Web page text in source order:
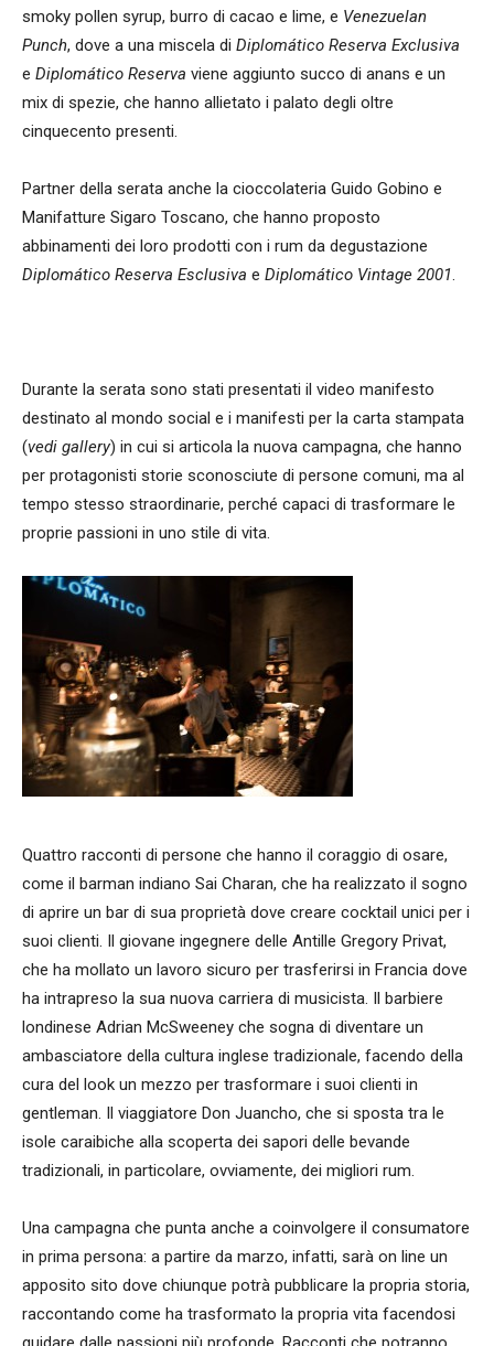
smoky pollen syrup, burro di cacao e lime, e Venezuelan
Punch, dove a una miscela di Diplomático Reserva Exclusiva
e Diplomático Reserva viene aggiunto succo di anans e un
mix di spezie, che hanno allietato i palato degli oltre
cinquecento presenti.
Partner della serata anche la cioccolateria Guido Gobino e
Manifatture Sigaro Toscano, che hanno proposto
abbinamenti dei loro prodotti con i rum da degustazione
Diplomático Reserva Esclusiva e Diplomático Vintage 2001.
Durante la serata sono stati presentati il video manifesto
destinato al mondo social e i manifesti per la carta stampata
(vedi gallery) in cui si articola la nuova campagna, che hanno
per protagonisti storie sconosciute di persone comuni, ma al
tempo stesso straordinarie, perché capaci di trasformare le
proprie passioni in uno stile di vita.
Quattro racconti di persone che hanno il coraggio di osare,
come il barman indiano Sai Charan, che ha realizzato il sogno
di aprire un bar di sua proprietà dove creare cocktail unici per i
suoi clienti. Il giovane ingegnere delle Antille Gregory Privat,
che ha mollato un lavoro sicuro per trasferirsi in Francia dove
ha intrapreso la sua nuova carriera di musicista. Il barbiere
londinese Adrian McSweeney che sogna di diventare un
ambasciatore della cultura inglese tradizionale, facendo della
cura del look un mezzo per trasformare i suoi clienti in
gentleman. Il viaggiatore Don Juancho, che si sposta tra le
isole caraibiche alla scoperta dei sapori delle bevande
tradizionali, in particolare, ovviamente, dei migliori rum.
Una campagna che punta anche a coinvolgere il consumatore
in prima persona: a partire da marzo, infatti, sarà on line un
apposito sito dove chiunque potrà pubblicare la propria storia,
raccontando come ha trasformato la propria vita facendosi